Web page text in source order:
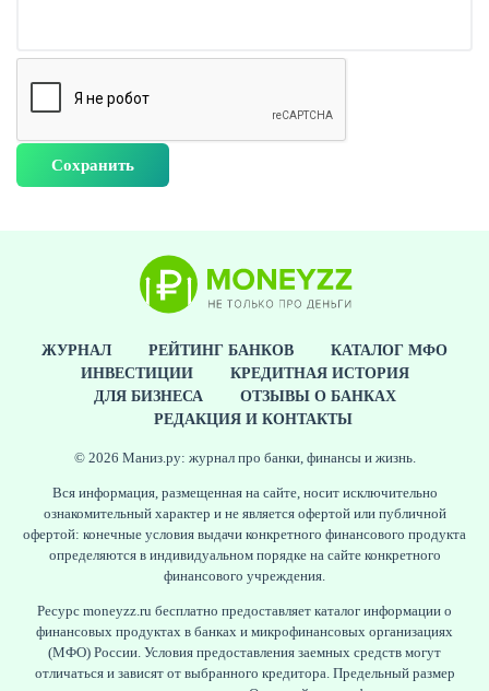
ЖУРНАЛ РЕЙТИНГ БАНКОВ
КАТАЛОГ МФО
ИНВЕСТИЦИИ
КРЕДИТНАЯ ИСТОРИЯ
ДЛЯ БИЗНЕСА
ОТЗЫВЫ О БАНКАХ
РЕДАКЦИЯ И КОНТАКТЫ
© 2026 Маниз.ру: журнал про банки, финансы и жизнь.
Вся информация, размещенная на сайте, носит исключительно
ознакомительный характер и не является офертой или публичной
офертой: конечные условия выдачи конкретного финансового продукта
определяются в индивидуальном порядке на сайте конкретного
финансового учреждения.
Ресурс moneyzz.ru бесплатно предоставляет каталог информации о
финансовых продуктах в банках и микрофинансовых организациях
(МФО) России. Условия предоставления заемных средств могут
отличаться и зависят от выбранного кредитора. Предельный размер